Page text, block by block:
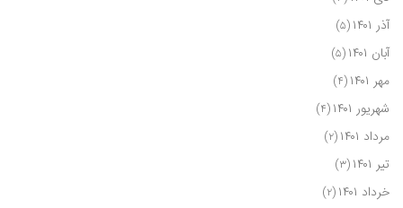
آذر ۱۴۰۱ (۵)
آبان ۱۴۰۱ (۵)
مهر ۱۴۰۱ (۴)
شهریور ۱۴۰۱ (۴)
مرداد ۱۴۰۱ (۲)
تیر ۱۴۰۱ (۳)
خرداد ۱۴۰۱ (۲)